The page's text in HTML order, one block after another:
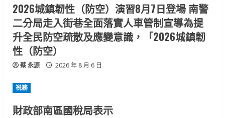
2026城鎮韌性（防空）演習8月7日登場 南警
二分局走入街巷全面落實人車管制宣導為提
升全民防空疏散及應變意識，「2026城鎮韌
性（防空）
蔡 永源 2026 年 8 月 6 日
祱務
財政部南區國稅局表示